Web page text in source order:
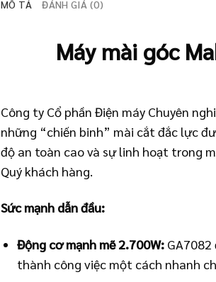
MÔ TẢ ĐÁNH GIÁ (0)
Máy mài góc
Công ty Cổ phần Điện máy Chuyên
những “chiến binh” mài cắt đắc lực
độ an toàn cao và sự linh hoạt trong
Quý khách hàng.
Sức mạnh dẫn đầu:
Động cơ mạnh mẽ 2.700W:
thành công việc một cách nhanh